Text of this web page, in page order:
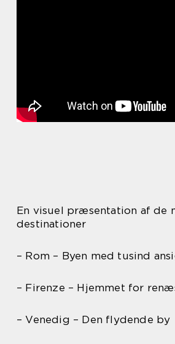
En visuel præsentation af de
destinationer
– Rom – Byen med tusind
– Firenze – Hjemmet for
– Venedig – Den flydende by